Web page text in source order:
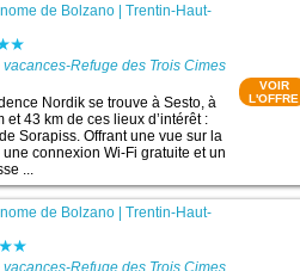
de Bolzano |Trentin-Haut-
Refuge des Trois Cimes
Nordik se trouve à Sesto, à
et 43 km de ces lieux d’intérêt :
Sorapiss. Offrant une vue sur la
connexion Wi-Fi gratuite et un
...
VOIR
L'OFFRE
de Bolzano |Trentin-Haut-
Refuge des Trois Cimes